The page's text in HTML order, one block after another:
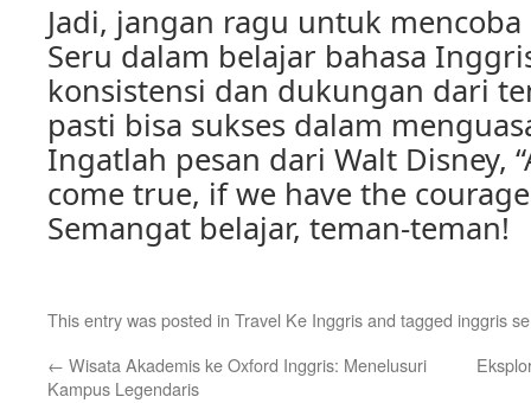
Jadi, jangan ragu untuk
Seru dalam belajar bahasa
konsistensi dan dukungan dari
pasti bisa sukses dalam
Ingatlah pesan dari Walt Disney,
come true, if we have the
Semangat belajar, teman-teman!
This entry was posted in Travel Ke Inggrisand tagged inggris
← Wisata Akademis ke Oxford Inggris: Menelusuri
Kampus Legendaris